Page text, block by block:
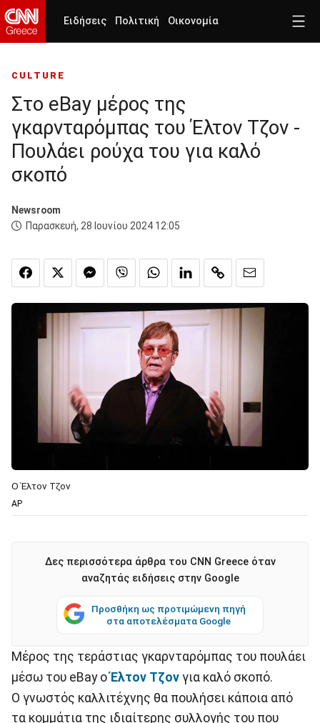
Ειδήσεις Πολιτική Οικονομία
CULTURE
Στο eBay μέρος της
γκαρνταρόμπας του Έλτον Τζον -
Πουλάει ρούχα του για καλό
σκοπό
Newsroom
Παρασκευή, 28 Ιουνίου 2024 12:05
Ο Έλτον Τζον
AP
Δες περισσότερα άρθρα του CNN Greece όταν
αναζητάς ειδήσεις στην Google
Προσθήκη ως προτιμώμενη πηγή
στα αποτελέσματα Google
Μέρος της τεράστιας γκαρνταρόμπας του πουλάει
μέσω του eBay οΈλτον Τζον για καλό σκοπό.
Ο γνωστός καλλιτέχνης θα πουλήσει κάποια από
τα κομμάτια της ιδιαίτερης συλλογής του που